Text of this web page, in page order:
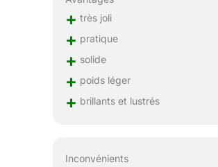
+ très joli
+ pratique
+ solide
+ poids léger
+ brillants et lustrés
Inconvénients